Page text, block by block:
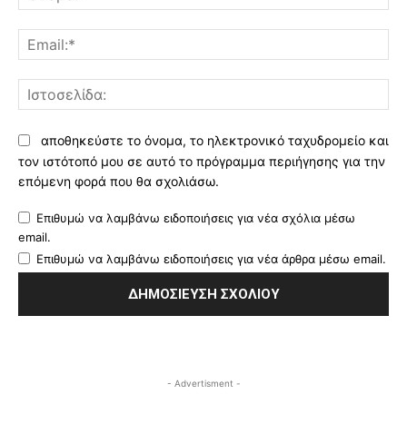
αποθηκεύστε το όνομα, το ηλεκτρονικό ταχυδρομείο και
τον ιστότοπό μου σε αυτό το πρόγραμμα περιήγησης για την
επόμενη φορά που θα σχολιάσω.
Επιθυμώ να λαμβάνω ειδοποιήσεις για νέα σχόλια μέσω
email.
Επιθυμώ να λαμβάνω ειδοποιήσεις για νέα άρθρα μέσω email.
- Advertisment -